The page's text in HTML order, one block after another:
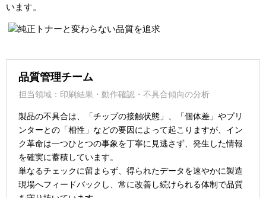
います。
品質管理チーム
担当領域：印刷結果・動作確認・不具合傾向の分析
製品の不具合は、「チップの接触状態」、「個体差」やプリ
ンターとの「相性」などの要因によって起こりますが、イン
ク革命は一つひとつの事象を丁寧に見逃さず、発生した情報
を確実に蓄積しています。
単なるチェックに留まらず、得られたデータを速やかに製造
現場へフィードバックし、常に改善し続けられる体制で品質